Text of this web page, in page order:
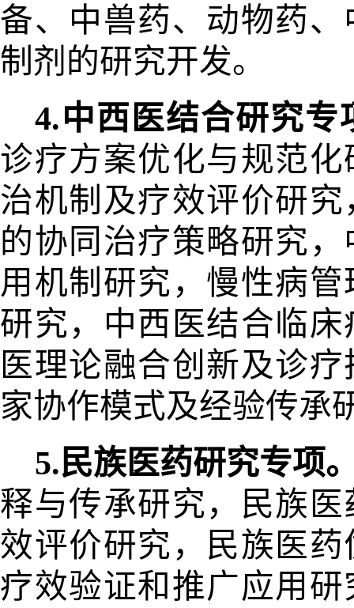
备、中兽药、动物药、
制剂的研究开发。
4.中西医结合研究专
诊疗方案优化与规范
治机制及疗效评价研
的协同治疗策略研究
用机制研究，慢性病
研究，中西医结合临
医理论融合创新及诊
家协作模式及经验传承
5.民族医药研究专项
释与传承研究，民族
效评价研究，民族 医
疗效验证和推广应用